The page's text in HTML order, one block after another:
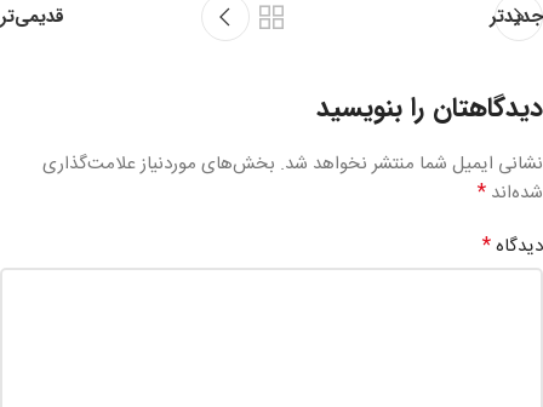
جدیدتر قدیمی‌تر
دیدگاهتان را بنویسید
نشانی ایمیل شما منتشر نخواهد شد. بخش‌های موردنیاز علامت‌گذاری
شده‌اند *
دیدگاه*